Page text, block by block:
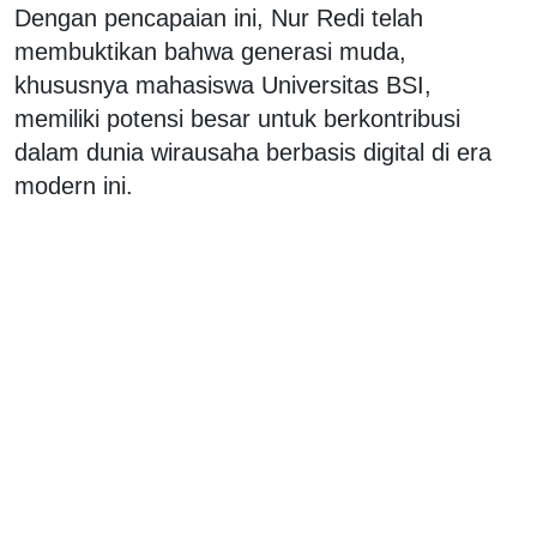
Dengan pencapaian ini, Nur Redi telah
membuktikan bahwa generasi muda,
khususnya mahasiswa Universitas BSI,
memiliki potensi besar untuk berkontribusi
dalam dunia wirausaha berbasis digital di era
modern ini.